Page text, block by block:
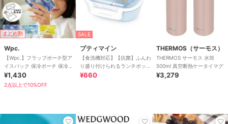
まとめ割
Wpc.
【Wpc.】フラップポーチ型ア
イスパック 保冷ポーチ 保冷剤
大判
¥1,430
2点以上で10%OFF
SALE
プティマイン
【食洗機対応】【抗菌】ふんわ
り盛り付けられるランチボック
ス
¥660
THERMOS（サーモス）
THERMOS サーモス 水筒
500ml 真空断熱ケータイマグ
¥3,279